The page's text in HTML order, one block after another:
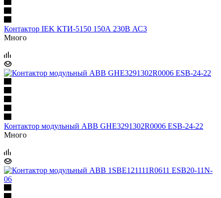
Контактор IEK КТИ-5150 150А 230В АС3
Много
Контактор модульный ABB GHE3291302R0006 ESB-24-22
Много